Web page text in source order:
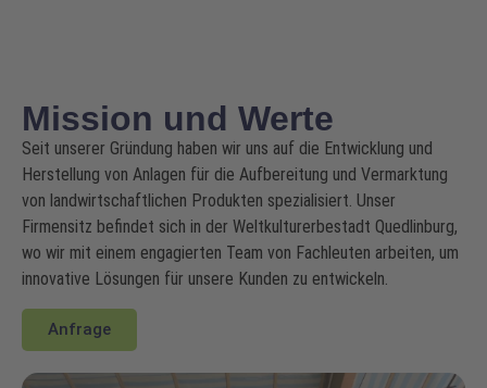
Mission und Werte
Seit unserer Gründung haben wir uns auf die Entwicklung und
Herstellung von Anlagen für die Aufbereitung und Vermarktung
von landwirtschaftlichen Produkten spezialisiert. Unser
Firmensitz befindet sich in der Weltkulturerbestadt Quedlinburg,
wo wir mit einem engagierten Team von Fachleuten arbeiten, um
innovative Lösungen für unsere Kunden zu entwickeln.
Anfrage